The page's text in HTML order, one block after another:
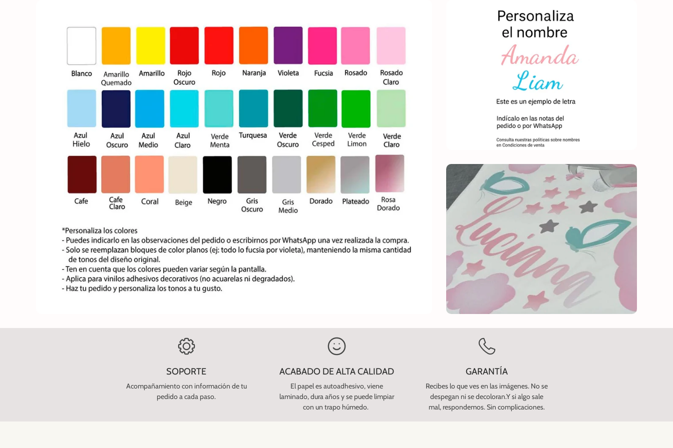
SOPORTE
Acompañamiento con información de tu
pedido a cada paso.
ACABADO DE ALTA CALIDAD
El papel es autoadhesivo, viene
laminado, dura años y se puede limpiar
con un trapo húmedo.
GARANTÍA
Recibes lo que ves en las imágenes. No se
despegan ni se decoloran.Y si algo sale
mal, respondemos. Sin complicaciones.